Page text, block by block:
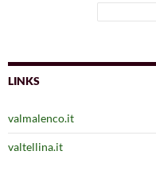
LINKS
valmalenco.it
valtellina.it